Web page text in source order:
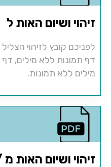
זיהוי ושיום האות ל
לפניכם קובץ לזיהוי
דף תמונות ללא מילים, דף
מילים ללא תמונות.
זיהוי ושיום האות